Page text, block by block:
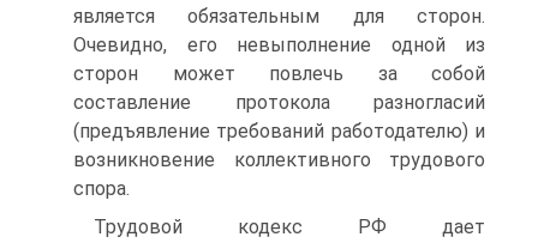
является обязательным для сторон.
Очевидно, его невыполнение одной из
сторон может повлечь за собой
составление протокола разногласий
(предъявление требований работодателю) и
возникновение коллективного трудового
спора.
Трудовой кодекс РФ дает